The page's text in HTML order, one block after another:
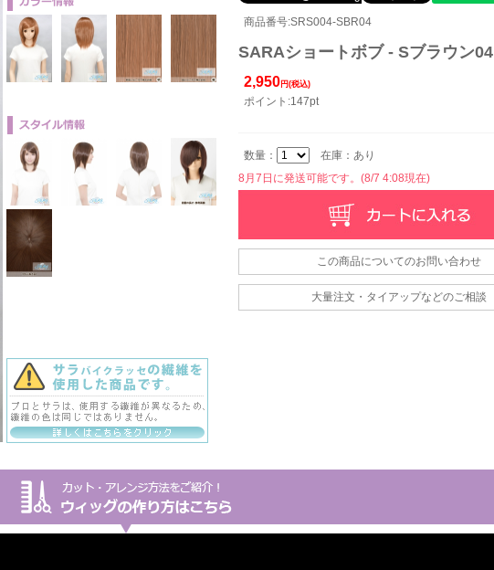
商品番号:SRS004-SBR04
SARAショートボブ - Sブラウン04
2,950 円(税込)
ポイント:147pt
数量：
在庫：あり
8月7日に発送可能です。(8/7 4:08現在)
この商品についてのお問い合わせ
大量注文・タイアップなどのご相談